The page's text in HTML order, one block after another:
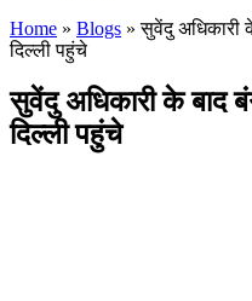
Home » Blogs »सुवेंदु अधिकारी
दिल्ली पहुंचे
सुवेंदु अधिकारी के बाद
दिल्ली पहुंचे